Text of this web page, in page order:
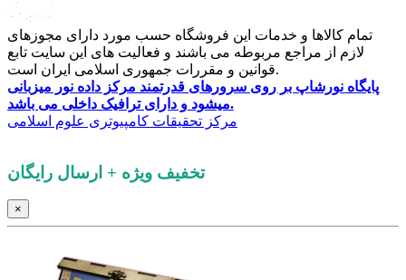
تمام کالاها و خدمات این فروشگاه حسب مورد دارای مجوزهای
لازم از مراجع مربوطه می باشند و فعالیت های این سایت تابع
قوانین و مقررات جمهوری اسلامی ایران است.
پایگاه نورشاپ بر روی سرورهای قدرتمند مرکز داده نور میزبانی
میشود و دارای ترافیک داخلی می باشد.
مرکز تحقیقات کامپیوتری علوم اسلامی
تخفیف ویژه + ارسال رایگان
×